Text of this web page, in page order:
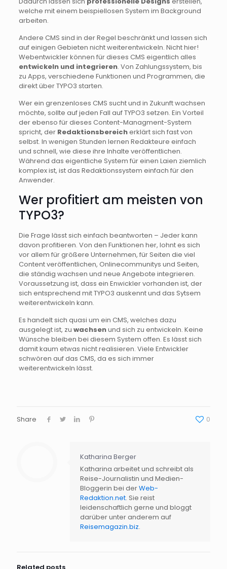
welche mit einem beispiellosen System im Background
arbeiten.
Andere CMS sind in der Regel beschränkt und lassen sich
auf einigen Gebieten nicht weiterentwickeln. Nicht hier!
Webentwickler können für dieses CMS eigentlich alles
entwickeln und integrieren. Von Zahlungssystem, bis
zu Apps, verschiedene Funktionen und Programmen, die
direkt über TYPO3 starten.
Wer ein grenzenloses CMS sucht und in Zukunft wachsen
möchte, sollte auf jeden Fall auf TYPO3 setzen. Ein Vorteil
der ebenso für dieses Content-Managment-System
spricht, der Redaktionsbereicherklärt sich fast von
selbst. In wenigen Stunden lernen Redakteure einfach
und schnell, wie diese ihre Inhalte veröffentlichen.
Während das eigentliche System für einen Laien ziemlich
komplex ist, ist das Redaktionssystem einfach für den
Anwender.
Wer profitiert am meisten von
TYPO3?
Die Frage lässt sich einfach beantworten – Jeder kann
davon profitieren. Von den Funktionen her, lohnt es sich
vor allem für größere Unternehmen, für Seiten die viel
Content veröffentlichen, Onlinecommunitys und Seiten,
die ständig wachsen und neue Angebote integrieren.
Voraussetzung ist, dass ein Enwickler vorhanden ist, der
sich entsprechend mit TYPO3 auskennt und das Sytsem
weiterentwickeln kann.
Es handelt sich quasi um ein CMS, welches dazu
ausgelegt ist, zu wachsenund sich zu entwickeln. Keine
Wünsche bleiben bei diesem System offen. Es lässt sich
damit kaum etwas nicht realisieren. Viele Entwickler
schwören auf das CMS, da es sich immer
weiterentwickeln lässt.
Hat Ihnen der Beitrag
gefallen?
Dann abonnieren Sie doch denveryHost
und erhalten Sieaktuelle News
rund um das ThemaHosting
Share 0
Katharina Berger
Katharina arbeitet und schreibt als
Reise-Journalistin und Medien-
Bloggerin bei derWeb-
Redaktion.net. Sie reist
leidenschaftlich gerne und bloggt
darüber unter anderem auf
Reisemagazin.biz.